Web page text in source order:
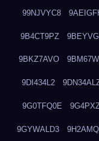
99NJVYC8
9B4CT9PZ
9BKZ7AVO
9DI434L2
9G0TFQ0E
9GYWALD3